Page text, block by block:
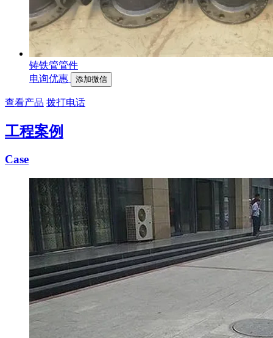
铸铁管管件
电询优惠
添加微信
查看产品 拨打电话
工程案例
Case